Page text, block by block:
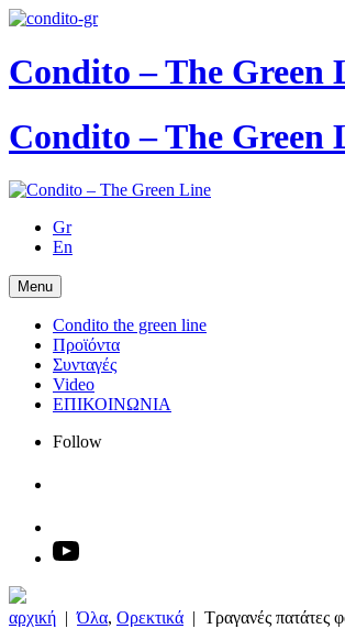
Condito – The Green
Condito – The Green
Gr
En
Menu
Condito the green line
Προϊόντα
Συνταγές
Video
ΕΠΙΚΟΙΝΩΝΙΑ
Follow
αρχική |Όλα, Ορεκτικά | Τραγανές πατάτες